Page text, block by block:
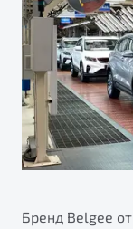
Яркий
от 2 219 990
Обзор В
Автокредит
Трейд-ин
Страхование
Расчет КАСКО
ПОДДЕРЖКА
Гарантия Belgee
Belgee Линк
Belgee Клуб
Belgee Плюс
Клиентская
О дилерском
Правовая
Бренд Belgee